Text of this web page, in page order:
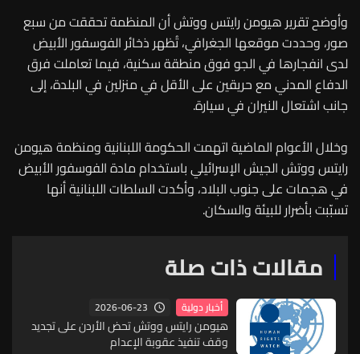
وأوضح تقرير هيومن رايتس ووتش أن المنظمة تحققت من سبع
صور، وحددت موقعها الجغرافي، تُظهر ذخائر الفوسفور الأبيض
لدى انفجارها في الجو فوق منطقة سكنية، فيما تعاملت فرق
الدفاع المدني مع حريقين على الأقل في منزلين في البلدة، إلى
جانب اشتعال النيران في سيارة.
وخلال الأعوام الماضية اتهمت الحكومة اللبنانية ومنظمة هيومن
رايتس ووتش الجيش الإسرائيلي باستخدام مادة الفوسفور الأبيض
في هجمات على جنوب البلاد، وأكدت السلطات اللبنانية أنها
تسبّبت بأضرار للبيئة والسكان.
مقالات ذات صلة
أخبار دولية 2026-06-23
هيومن رايتس ووتش تحض الأردن على تجديد
وقف تنفيذ عقوبة الإعدام